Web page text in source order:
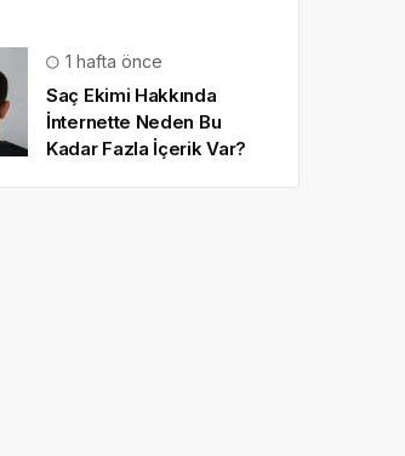
1 hafta önce
Saç Ekimi Hakkında
İnternette Neden Bu
Kadar Fazla İçerik Var?